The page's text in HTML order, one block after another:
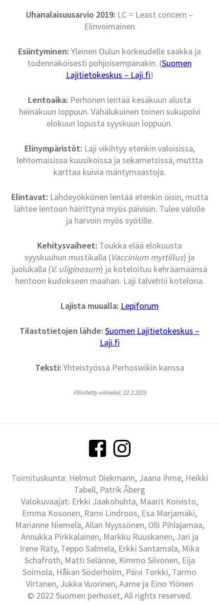
Uhanalaisuusarvio 2019: LC = Least concern –
Elinvoimainen
Esiintyminen:Yleinen Oulun korkeudelle saakka ja
todennäköisesti pohjoisempanakin. (Suomen
Lajitietokeskus – Laji.fi)
Lentoaika: Perhonen lentää kesäkuun alusta
heinäkuun loppuun. Vähälukuinen toinen sukupolvi
elokuun lopusta syyskuun loppuun.
Elinympäristöt:Laji vikihtyy etenkin valoisissa,
lehtomaisissa kuusikoissa ja sekametsissä, muttta
karttaa kuivia mäntymaastoja.
Elintavat:Lähdeyökkönen lentää etenkin öisin, mutta
lähtee lentoon häirittynä myös päivisin. Tulee valolle
ja harvoin myös syötille.
Kehitysvaiheet: Toukka elää elokuusta
syyskuuhun mustikalla (Vaccinium myrtillus) ja
juolukalla (V. uliginosum) ja koteloituu kehräämäänsä
hentoon kudokseen maahan. Laji talvehtii kotelona.
Lajista muualla: Lepiforum
Tilastotietojen lähde:Suomen Lajitietokeskus –
Laji.fi
Teksti:Yhteistyössä Perhoswikin kanssa
Päivitetty viimeksi: 22.3.2025
Toimituskunta: Helmut Diekmann, Jaana Ihme, Heikki
Tabell, Patrik Åberg
Valokuvaajat: Erkki Jaakohuhta, Maarit Koivisto,
Emma Kosonen, Rami Lindroos, Esa Marjamäki,
Marianne Niemelä, Allan Nyyssönen, Olli Pihlajamaa,
Annukka Pirkkalainen, Markku Ruuskanen, Jari ja
Irene Räty, Teppo Salmela, Erkki Santamala, Mika
Schafroth, Matti Selänne, Kimmo Silvonen, Eija
Soimola, Håkan Söderholm, Päivi Torkki, Tarmo
Virtanen, Jukka Vuorinen, Aarne ja Eino Ylönen
© 2022 Suomen perhoset, All rights reserved.